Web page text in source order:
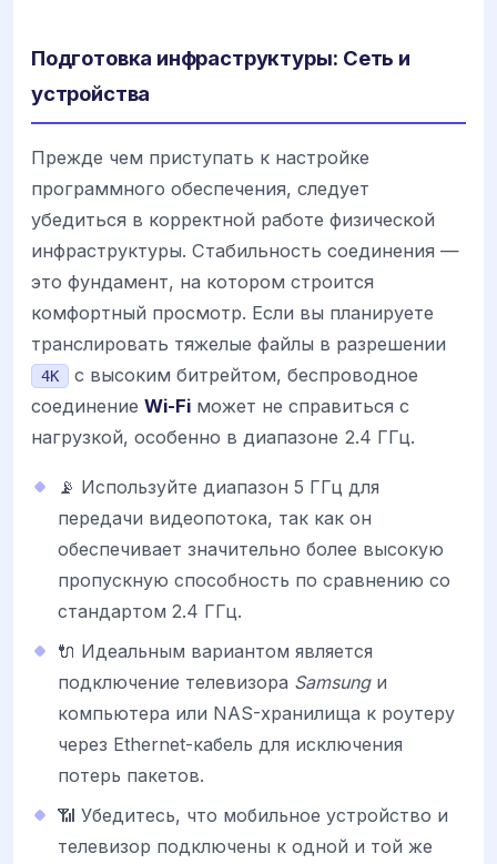
Подготовка инфраструктуры: Сеть и
устройства
Прежде чем приступать к настройке
программного обеспечения, следует
убедиться в корректной работе физической
инфраструктуры. Стабильность соединения —
это фундамент, на котором строится
комфортный просмотр. Если вы планируете
транслировать тяжелые файлы в разрешении
4K
с высоким битрейтом, беспроводное
соединение Wi-Fi может не справиться с
нагрузкой, особенно в диапазоне 2.4 ГГц.
📡 Используйте диапазон 5 ГГц для
передачи видеопотока, так как он
обеспечивает значительно более высокую
пропускную способность по сравнению со
стандартом 2.4 ГГц.
🔌 Идеальным вариантом является
подключение телевизора Samsungи
компьютера или NAS-хранилища к роутеру
через Ethernet-кабель для исключения
потерь пакетов.
📶 Убедитесь, что мобильное устройство и
телевизор подключены к одной и той же